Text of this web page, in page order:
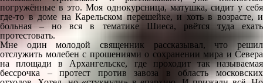
погружённые в это. Моя однокурсница, матушка, сидит у себя
где-то в доме на Карельском перешейке, и хоть в возрасте, и
больная – но вся в тематике Шиеса, рвётся туда ехать
протестовать.
Мне один молодой священник рассказывал, что решил
отслужить молебен с прошениями о сохранении мира и Севера
на площади в Архангельске, где проходит так называемая
бессрочка – протест против завоза в область московских